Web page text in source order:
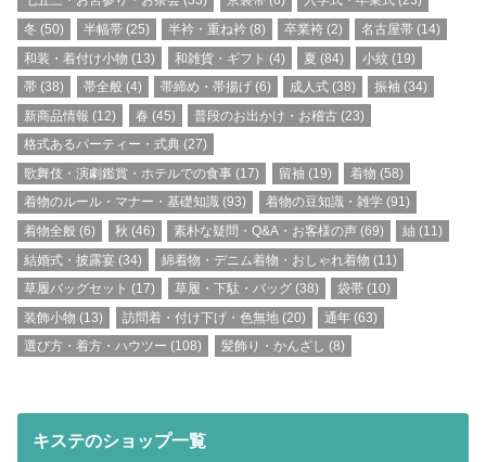
冬 (50) 半幅帯(25) 半衿・重ね衿 (8) 卒業袴 (2) 名古屋帯 (14)
和装・着付け小物 (13) 和雑貨・ギフト (4) 夏 (84) 小紋 (19)
帯 (38) 帯全般(4) 帯締め・帯揚げ(6) 成人式 (38) 振袖 (34)
新商品情報 (12) 春 (45) 普段のお出かけ・お稽古(23)
格式あるパーティー・式典 (27)
歌舞伎・演劇鑑賞・ホテルでの食事 (17) 留袖 (19) 着物 (58)
着物のルール・マナー・基礎知識 (93) 着物の豆知識・雑学(91)
着物全般 (6) 秋 (46) 素朴な疑問・Q&A・お客様の声(69) 紬 (11)
結婚式・披露宴 (34) 綿着物・デニム着物・おしゃれ着物 (11)
草履バッグセット (17) 草履・下駄・バッグ(38) 袋帯(10)
装飾小物 (13) 訪問着・付け下げ・色無地(20) 通年(63)
選び方・着方・ハウツー (108) 髪飾り・かんざし (8)
キステのショップ一覧